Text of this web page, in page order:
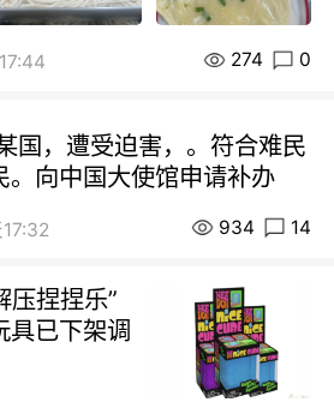
274 0
国，遭受迫害，。符合难民
。向中国大使馆申请补办
934 14
压捏捏乐”
具已下架调